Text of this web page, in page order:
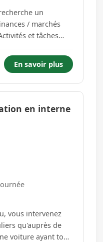
un
/ marchés
le budget de la
(validité des
En savoir plus
en interne
vous intervenez
qu'auprès de